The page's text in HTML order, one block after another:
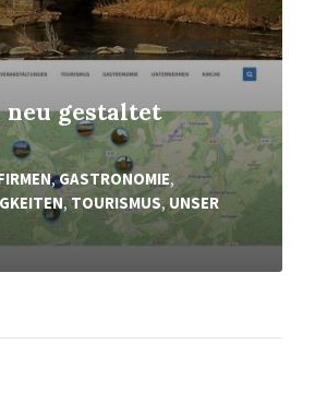
neu gestaltet
,GASTRONOMIE,
,TOURISMUS,UNSER